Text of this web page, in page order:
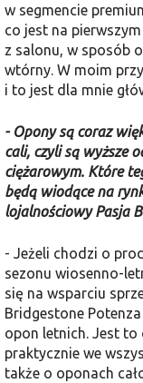
w segmencie
co jest na
z salonu, w sposób
wtórny. W moim
i to jest dla mnie
- Opony są coraz
cali, czyli są wyższe
ciężarowym. Które
będą wiodące na
lojalnościowy Pasja
- Jeżeli chodzi o
sezonu wiosenno-
się na wsparciu
Bridgestone
opon letnich. Jest to
praktycznie we
także o oponach